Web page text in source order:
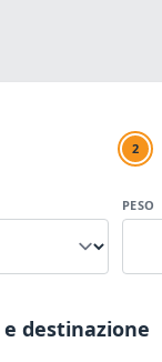
2
PESO
destinazione